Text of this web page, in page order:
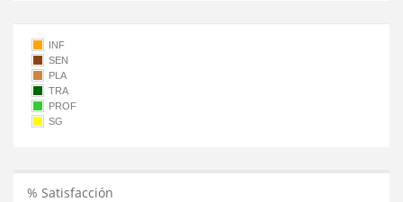
INF
SEN
PLA
TRA
PROF
SG
% Satisfacción